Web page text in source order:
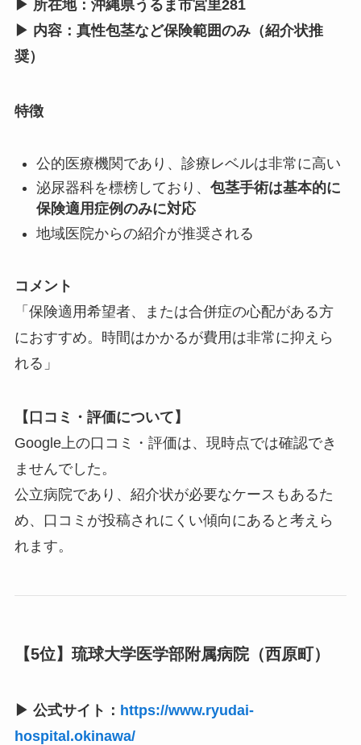
▶ 所在地：沖縄県うるま市宮里281
▶ 内容：真性包茎など保険範囲のみ（紹介状推
奨）
特徴
公的医療機関であり、診療レベルは非常に高い
泌尿器科を標榜しており、 包茎手術は基本的に
保険適用症例のみに対応
地域医院からの紹介が推奨される
コメント
「保険適用希望者、または合併症の心配がある方
におすすめ。時間はかかるが費用は非常に抑えら
れる」
【口コミ・評価について】
Google上の口コミ・評価は、現時点では確認でき
ませんでした。
公立病院であり、紹介状が必要なケースもあるた
め、口コミが投稿されにくい傾向にあると考えら
れます。
【5位】琉球大学医学部附属病院（西原町）
▶ 公式サイト： https://www.ryudai-
hospital.okinawa/